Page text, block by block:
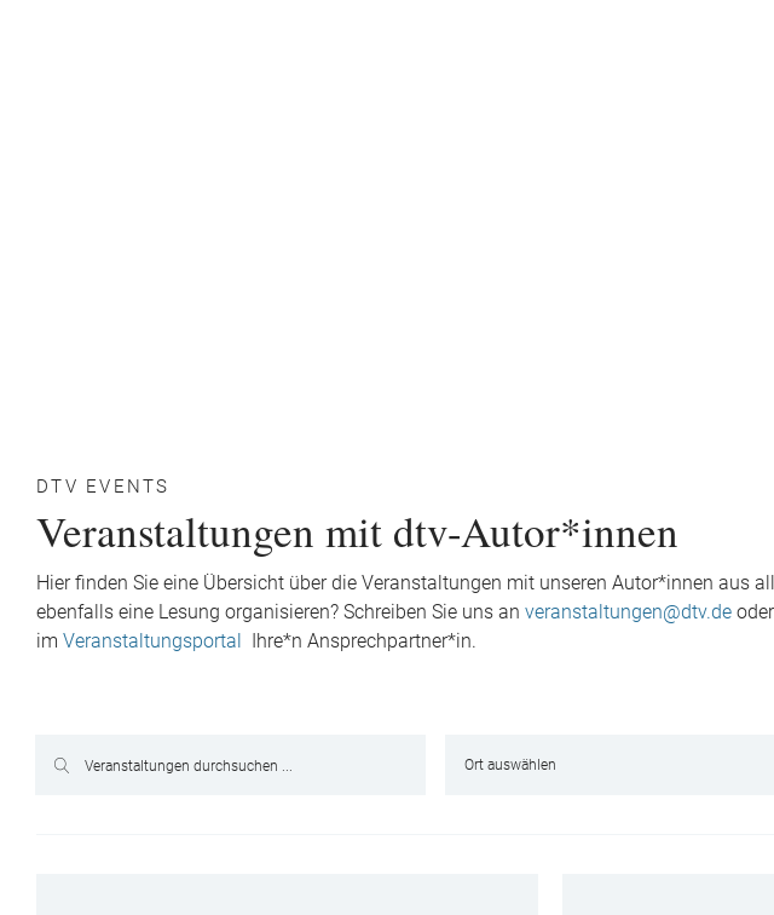
DTV EVENTS
Veranstaltungen mit dtv-Autor*innen
Hier finden Sie eine Übersicht über die Veranstaltungen mit unseren Autor*innen aus
ebenfalls eine Lesung organisieren? Schreiben Sie uns an veranstaltungen@dtv.de
im Veranstaltungsportal Ihre*n Ansprechpartner*in.
Ort auswählen